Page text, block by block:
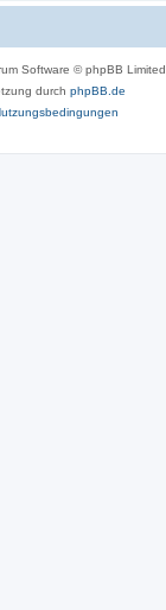
Software © phpBB Limited
durch phpBB.de